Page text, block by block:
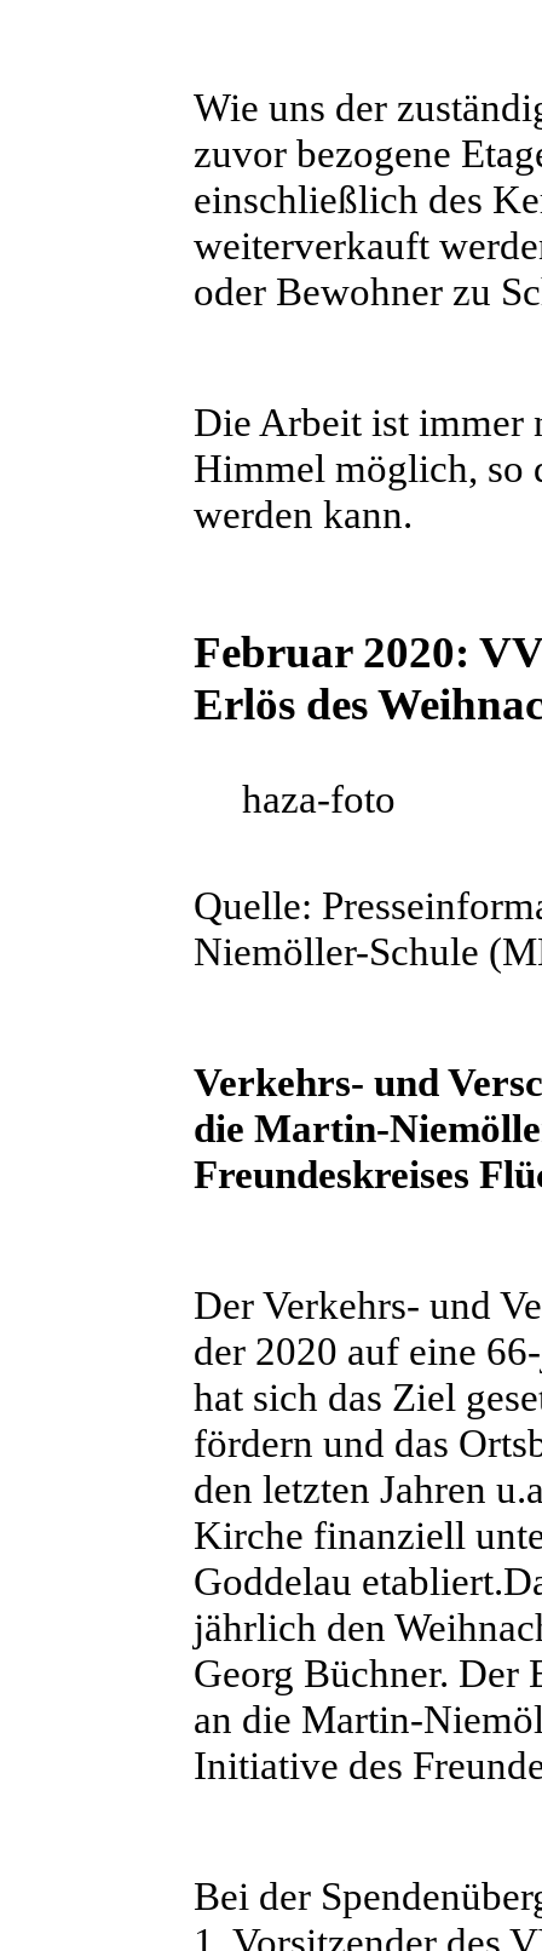
Wie uns der
zuvor bezogene
einschließlich des
weiterverkauft
oder Bewohner zu
Die Arbeit ist immer
Himmel möglich, so
werden kann.
Februar 2020:
Erlös des
haza-foto
Quelle:
Niemöller-Schule
Verkehrs- und
die Martin-
Freundeskreises
Der Verkehrs- und
der 2020 auf eine
hat sich das Ziel
fördern und das
den letzten Jahren
Kirche finanziell
Goddelau
jährlich den
Georg Büchner. Der
an die Martin-
Initiative des
Bei der